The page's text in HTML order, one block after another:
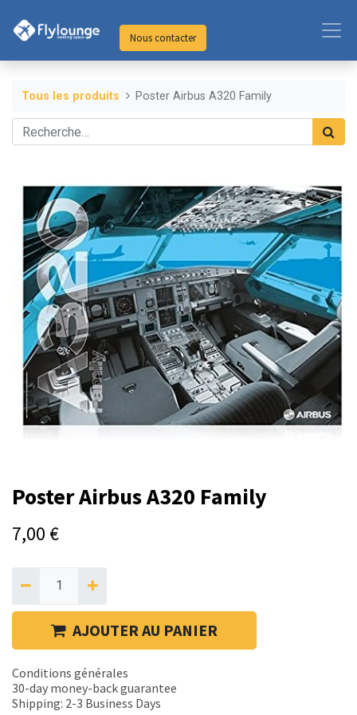
Nous contacter
Tous les produits Poster Airbus A320 Family
Poster Airbus A320 Family
7,00 €
AJOUTER AU PANIER
Conditions générales
30-day money-back guarantee
Shipping: 2-3 Business Days